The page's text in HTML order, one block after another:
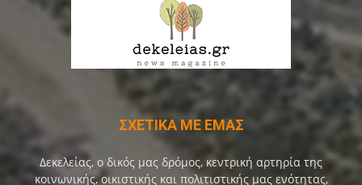
ΣΧΕΤΙΚΑ ΜΕ ΕΜΑΣ
Δεκελείας, ο δικός μας δρόμος, κεντρική αρτηρία της
κοινωνικής, οικιστικής και πολιτιστικής μας ενότητας,